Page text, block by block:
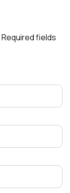
Required fields